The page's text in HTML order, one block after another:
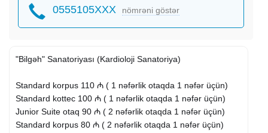
0555105XXX nömrəni göstər
"Bilgəh" Sanatoriyası (Kardioloji Sanatoriya)
Standard korpus 110 ₼ ( 1 nəfərlik otaqda 1 nəfər üçün)
Standard kottec 100 ₼ ( 1 nəfərlik otaqda 1 nəfər üçün)
Junior Suite otaq 90 ₼ ( 2 nəfərlik otaqda 1 nəfər üçün)
Standard korpus 80 ₼ ( 2 nəfərlik otaqda 1 nəfər üçün)